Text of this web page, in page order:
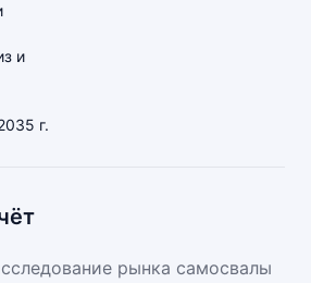
и
г.
рынка самосвалы